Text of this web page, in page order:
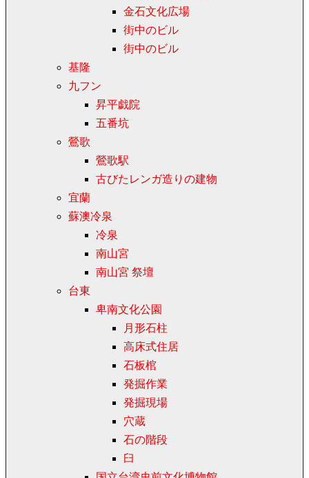
金石文化広場
街中のビル
街中のビル
基隆
九フン
昇平戯院
五番坑
鶯歌
鶯歌駅
古びたレンガ造りの建物
宜蘭
蘇澳冷泉
冷泉
南山宮
南山宮 祭壇
台東
卑南文化公園
月形石柱
高床式住居
石板棺
発掘作業
発掘現場
穴蔵
石の階段
臼